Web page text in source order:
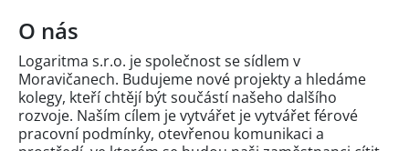
O nás
Logaritma s.r.o. je společnost se sídlem v
Moravičanech. Budujeme nové projekty a hledáme
kolegy, kteří chtějí být součástí našeho dalšího
rozvoje. Naším cílem je vytvářet je vytvářet férové
pracovní podmínky, otevřenou komunikaci a